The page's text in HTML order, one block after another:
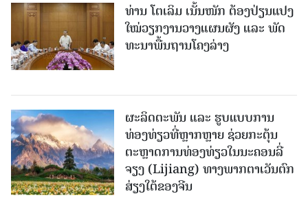
ທ່ານ ໂຕ​ເລິມ ເນັ້ນໜັກ ຕ້ອງ​ປ່ຽນ​ແປງ​
ໃໝ່​ວຽກ​ງານ​ວາງ​ແຜນ​ຜັງ ແລະ ​ພັດ​
ທະ​ນາ​ພື້ນ​ຖານ​ໂຄງ​ລ່າງ
ຜະລິດຕະພັນ ແລະ ຮູບແບບການ
ທ່ອງທ່ຽວທີ່ຫຼາກຫຼາຍ ຊ່ວຍກະຕຸ້ນ
ຕະຫຼາດການທ່ອງທ່ຽວໃນນະຄອນລີ່
ຈຽງ (Lijiang) ທາງພາກຕາເວັນຕົກ
ສ່ຽງໃຕ້ຂອງຈີນ